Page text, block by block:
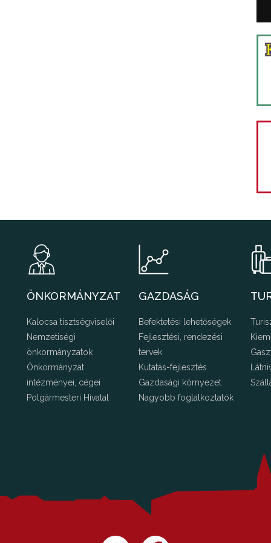
ÖNKORMÁNYZAT
Kalocsa tisztségviselői
Nemzetiségi
önkormányzatok
Önkormányzat
intézményei, cégei
Polgármesteri Hivatal
GAZDASÁG
Befektetési lehetőségek
Fejlesztési, rendezési
tervek
Kutatás-fejlesztés
Gazdasági környezet
Nagyobb foglalkoztatók